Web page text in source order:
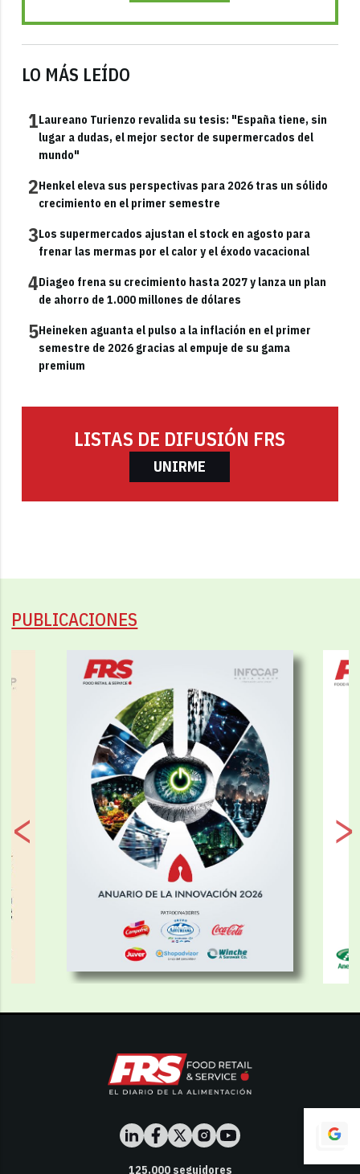
LO MÁS LEÍDO
1Laureano Turienzo revalida su tesis: "España tiene, sin
lugar a dudas, el mejor sector de supermercados del
mundo"
2Henkel eleva sus perspectivas para 2026 tras un sólido
crecimiento en el primer semestre
3Los supermercados ajustan el stock en agosto para
frenar las mermas por el calor y el éxodo vacacional
4Diageo frena su crecimiento hasta 2027 y lanza un plan
de ahorro de 1.000 millones de dólares
5Heineken aguanta el pulso a la inflación en el primer
semestre de 2026 gracias al empuje de su gama
premium
LISTAS DE DIFUSIÓN FRS
UNIRME
PUBLICACIONES
125,000seguidores